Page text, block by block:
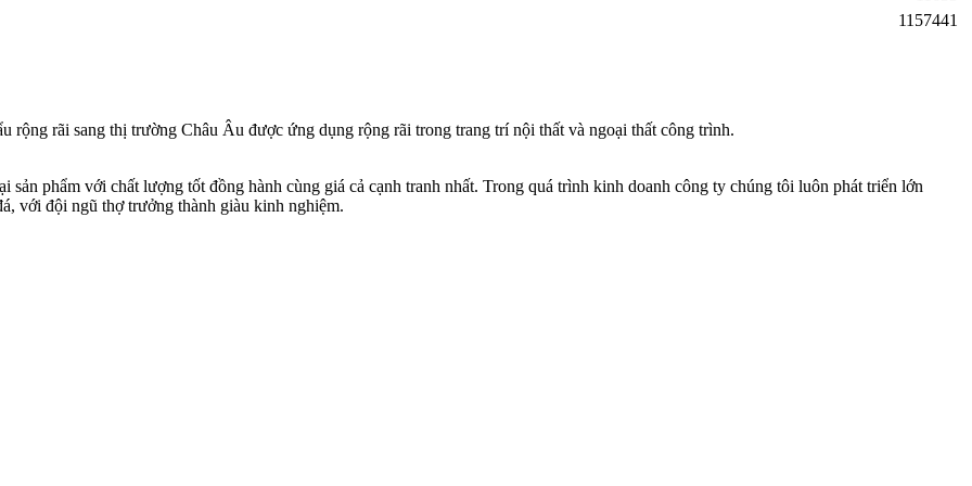
1157441
rộng rãi sang thị trường Châu Âu được ứng dụng rộng rãi trong trang trí nội thất và ngoại thất công trình.
sản phẩm với chất lượng tốt đồng hành cùng giá cả cạnh tranh nhất. Trong quá trình kinh doanh công ty chúng tôi luôn phát triển lớn
với đội ngũ thợ trưởng thành giàu kinh nghiệm.